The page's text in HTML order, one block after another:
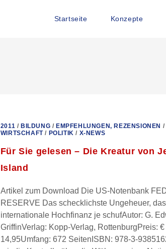
Startseite Konzepte
2011 / BILDUNG / EMPFEHLUNGEN, REZENSIONEN /
WIRTSCHAFT/ POLITIK / X-NEWS
Für Sie gelesen – Die Kreatur von
Island
Artikel zum Download Die US-Notenbank
RESERVE Das schecklichste Ungeheuer,
internationale Hochfinanz je schufAutor: G.
GriffinVerlag: Kopp-Verlag, RottenburgPreis: €
14,95Umfang: 672 SeitenISBN: 978-3-